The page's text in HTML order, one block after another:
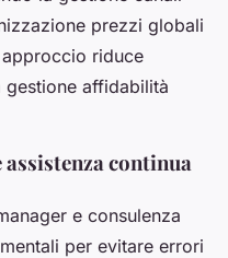
prezzi globali
riduce
affidabilità
continua
e consulenza
per evitare errori